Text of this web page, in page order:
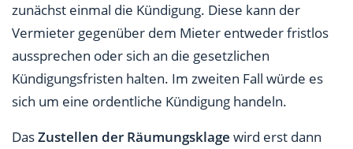
zunächst einmal die Kündigung. Diese kann der
Vermieter gegenüber dem Mieter entweder fristlos
aussprechen oder sich an die gesetzlichen
Kündigungsfristen halten. Im zweiten Fall würde es
sich um eine ordentliche Kündigung handeln.
DasZustellen der Räumungsklage wird erst dann